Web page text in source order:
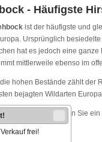
- Häufigste
ist der häufigste und
Ursprünglich
hat es jedoch eine
mittlerweile ebenso im
hohen Bestände zählt der
bejagten Wildarten
und erleben Sie
jagen?
frei!